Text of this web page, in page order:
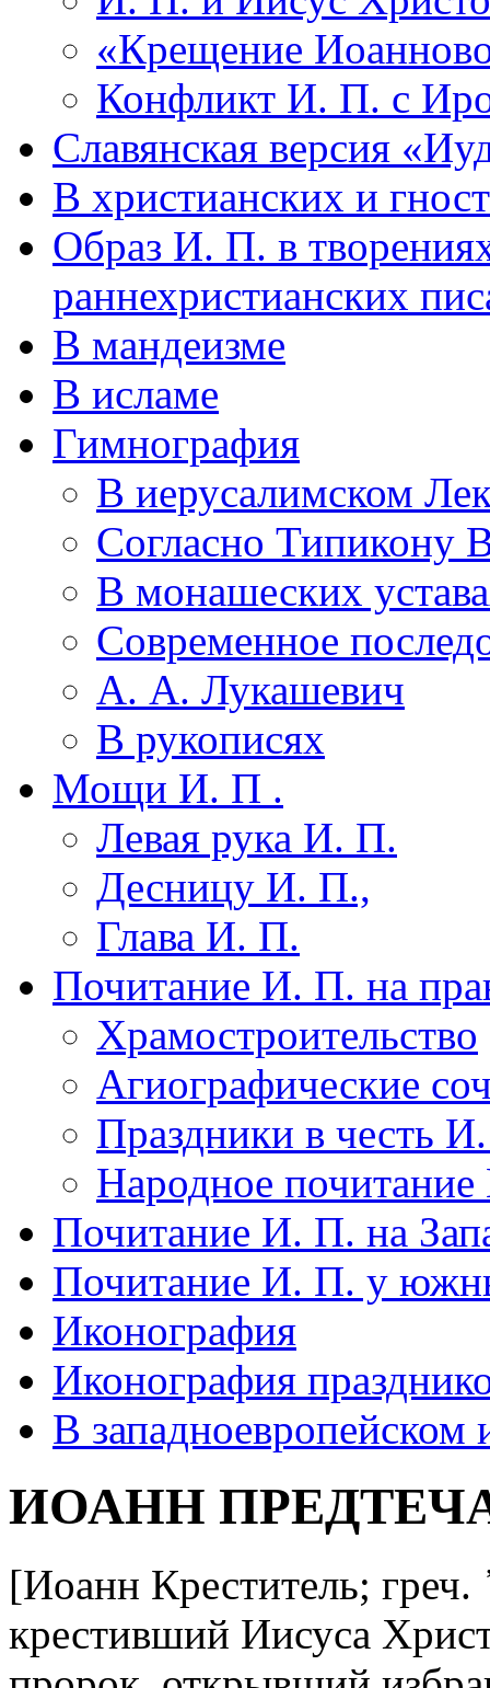
«Крещение
Конфликт И. П. с
Славянская версия
В христианских и
Образ И. П. в
раннехристианских
В мандеизме
В исламе
Гимнография
В иерусалимском
Согласно Типикону
В монашеских
Современное
А. А. Лукашевич
В рукописях
Мощи И. П .
Левая рука И. П.
Десницу И. П.,
Глава И. П.
Почитание И. П. на
Храмостроительство
Агиографические
Праздники в честь
Народное
Почитание И. П. на
Почитание И. П. у
Иконография
Иконография
В западноевропейском
ИОАНН
[Иоанн Креститель; греч.
крестивший Иисуса